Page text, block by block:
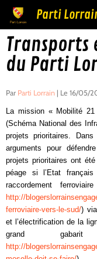
Parti
Accueil
Actualités
Agenda
Boutique
Vidéos
Livre d'or
Adhésion
Contact
Transports
du Parti
Par Parti Lorrain | Le 16/05/
La mission « Mobilité
(Schéma National des
projets prioritaires.
arguments pour
projets prioritaires ont
péage si l’Etat
raccordement
http://
ferroviaire-vers-le-sud/)
et l’électrification de la
grand
http://